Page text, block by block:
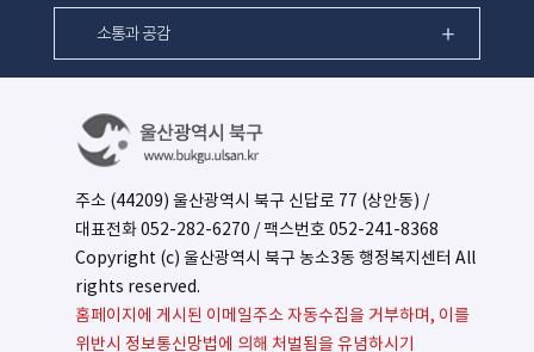
소통과 공감
주소 (44209) 울산광역시 북구 신답로 77 (상안동) /
대표전화052-282-6270 / 팩스번호 052-241-8368
Copyright (c) 울산광역시 북구 농소3동 행정복지센터 All
rights reserved.
홈페이지에 게시된 이메일주소 자동수집을 거부하며, 이를
위반시 정보통신망법에 의해 처벌됨을 유념하시기